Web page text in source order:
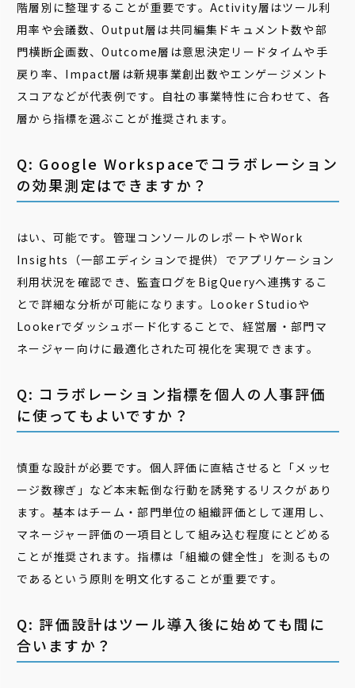
階層別に整理することが重要です。Activity層はツール利
用率や会議数、Output層は共同編集ドキュメント数や部
門横断企画数、Outcome層は意思決定リードタイムや手
戻り率、Impact層は新規事業創出数やエンゲージメント
スコアなどが代表例です。自社の事業特性に合わせて、各
層から指標を選ぶことが推奨されます。
Q: Google Workspaceでコラボレーション
の効果測定はできますか？
はい、可能です。管理コンソールのレポートやWork
Insights（一部エディションで提供）でアプリケーション
利用状況を確認でき、監査ログをBigQueryへ連携するこ
とで詳細な分析が可能になります。Looker Studioや
Lookerでダッシュボード化することで、経営層・部門マ
ネージャー向けに最適化された可視化を実現できます。
Q: コラボレーション指標を個人の人事評価
に使ってもよいですか？
慎重な設計が必要です。個人評価に直結させると「メッセ
ージ数稼ぎ」など本末転倒な行動を誘発するリスクがあり
ます。基本はチーム・部門単位の組織評価として運用し、
マネージャー評価の一項目として組み込む程度にとどめる
ことが推奨されます。指標は「組織の健全性」を測るもの
であるという原則を明文化することが重要です。
Q: 評価設計はツール導入後に始めても間に
合いますか？